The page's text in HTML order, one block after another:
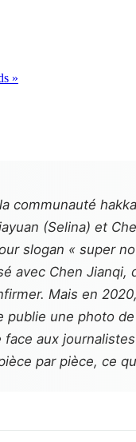
»
communauté
(Selina) et
slogan « super
avec Chen
Mais en
publie une photo
face aux
par pièce, ce